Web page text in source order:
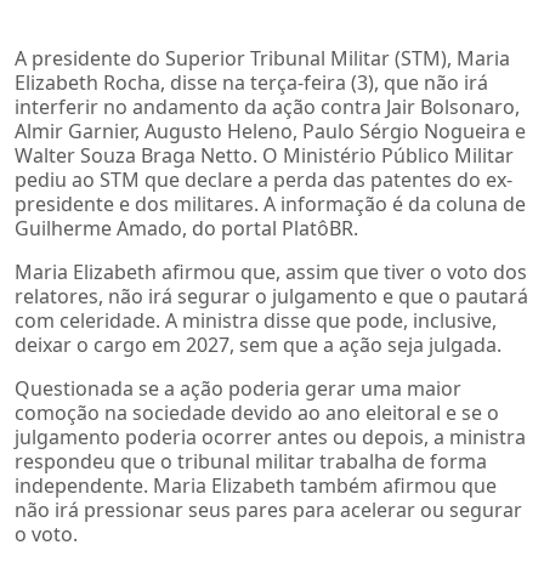
A presidente do Superior Tribunal Militar (STM), Maria
Elizabeth Rocha, disse na terça-feira (3), que não irá
interferir no andamento da ação contra Jair Bolsonaro,
Almir Garnier, Augusto Heleno, Paulo Sérgio Nogueira e
Walter Souza Braga Netto. O Ministério Público Militar
pediu ao STM que declare a perda das patentes do ex-
presidente e dos militares. A informação é da coluna de
Guilherme Amado, do portal PlatôBR.
Maria Elizabeth afirmou que, assim que tiver o voto dos
relatores, não irá segurar o julgamento e que o pautará
com celeridade. A ministra disse que pode, inclusive,
deixar o cargo em 2027, sem que a ação seja julgada.
Questionada se a ação poderia gerar uma maior
comoção na sociedade devido ao ano eleitoral e se o
julgamento poderia ocorrer antes ou depois, a ministra
respondeu que o tribunal militar trabalha de forma
independente. Maria Elizabeth também afirmou que
não irá pressionar seus pares para acelerar ou segurar
o voto.